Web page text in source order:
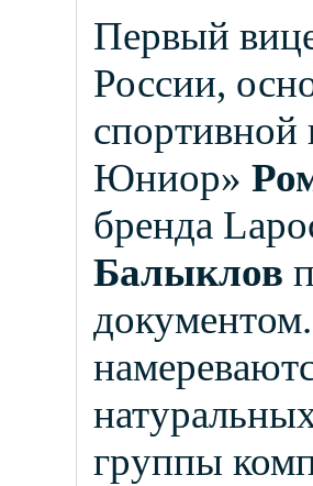
Первый
России,
Юниор»
бренда
Балыклов
группы